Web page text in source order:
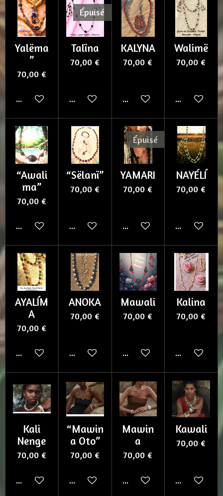
Yalëma
”
70,00 €
Ajouter au panier
Épuisé
Talïna
70,00 €
M'avertir si disponible
KALYNA
70,00 €
Ajouter au panier
Walimë
70,00 €
Ajouter au
“Awali
ma”
70,00 €
Ajouter au panier
“Sëlanï”
70,00 €
Ajouter au panier
Épuisé
YAMARI
70,00 €
M'avertir si disponible
NAYÉLÍ
70,00 €
Ajouter au
AYALÍM
A
70,00 €
Ajouter au panier
ANOKA
70,00 €
Ajouter au panier
Mawali
70,00 €
Ajouter au panier
Kalina
70,00 €
Ajouter au
Kali
Nenge
70,00 €
Ajouter au panier
“Mawin
a Oto”
70,00 €
Ajouter au panier
Mawin
a
70,00 €
Ajouter au panier
Kawali
70,00 €
Ajouter au